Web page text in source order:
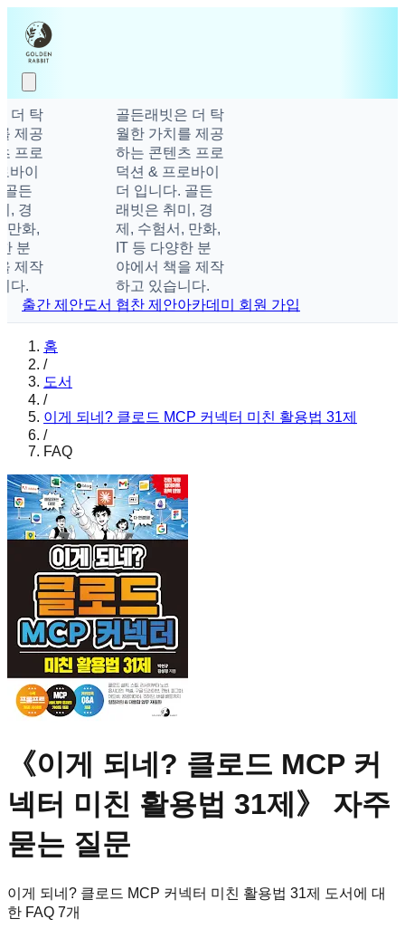
더 탁
제공
프로
바이
든
, 경
화,
분
제작
다.
골든래빗은 더 탁
월한 가치를 제공
하는 콘텐츠 프로
덕션 & 프로바이
더 입니다. 골든
래빗은 취미, 경
제, 수험서, 만화,
IT 등 다양한 분
야에서 책을 제작
하고 있습니다.
출간 제안도서 협찬 제안아카데미 회원 가입
홈
/
도서
/
이게 되네? 클로드 MCP 커넥터 미친 활용법 31제
/
FAQ
《이게 되네? 클로드 MCP 커
넥터 미친 활용법 31제》 자주
묻는 질문
이게 되네? 클로드 MCP 커넥터 미친 활용법 31제
도서에 대
한 FAQ 7개